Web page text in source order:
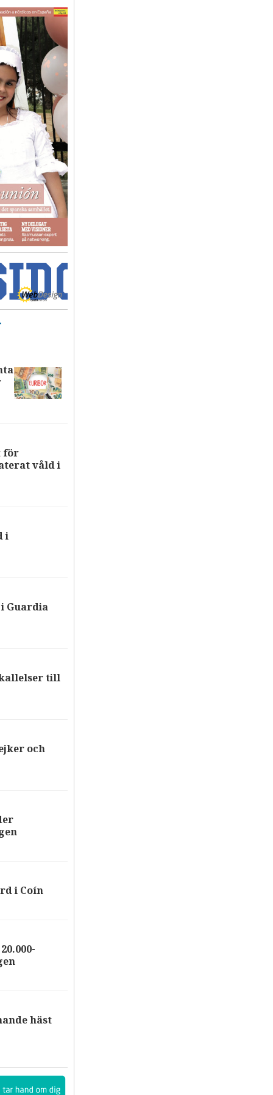
för
våld i
i
Guardia
till
och
i Coín
häst